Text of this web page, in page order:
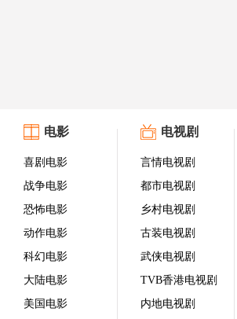
电影
喜剧电影
战争电影
恐怖电影
动作电影
科幻电影
大陆电影
美国电影
电视剧
言情电视剧
都市电视剧
乡村电视剧
古装电视剧
武侠电视剧
TVB香港电视剧
内地电视剧